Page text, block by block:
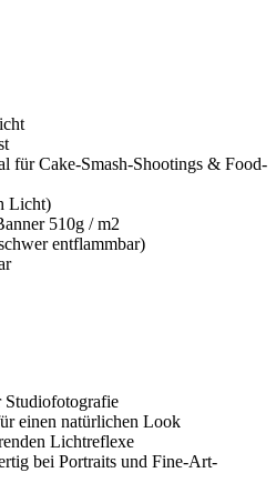
für Cake-Smash-Shootings & Food-
Licht)
510g / m2
entflammbar)
Studiofotografie
einen natürlichen Look
Lichtreflexe
bei Portraits und Fine-Art-